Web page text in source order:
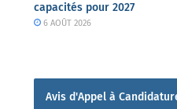
capacités pour 2027
6 AOÛT 2026
Avis d'Appel à